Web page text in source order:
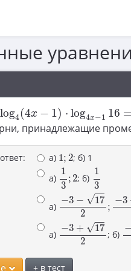
log4(4x − 1) ⋅ log4x−1 16 =
log 4(4 )⋅log 16=
принадлежащие
a) 1; 2
1; 2; б) 1
a)
1
3
; 2
13
; б)
1
3
1
a)
−3 − √17
2
;
−3
−3− 2;−3 17
a)
−3 + √17
2
3+ 17 2
; б)
+ в тест